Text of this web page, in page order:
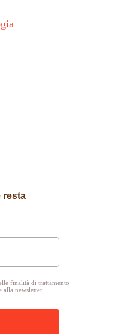
resta
finalità di trattamento
alla newsletter.